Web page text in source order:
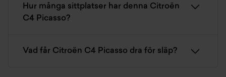
Hur många sittplatser har denna Citroën
C4 Picasso?
Vad får Citroën C4 Picasso dra för släp?